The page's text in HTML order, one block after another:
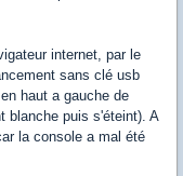
internet, par le
sans clé usb
haut a gauche de
blanche puis s'éteint). A
la console a mal été